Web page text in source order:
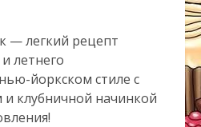
— легкий рецепт
летнего
йоркском стиле с
клубничной начинкой